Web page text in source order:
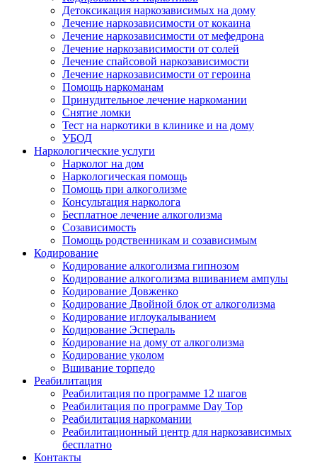
Детоксикация наркозависимых на дому
Лечение наркозависимости от кокаина
Лечение наркозависимости от мефедрона
Лечение наркозависимости от солей
Лечение спайсовой наркозависимости
Лечение наркозависимости от героина
Помощь наркоманам
Принудительное лечение наркомании
Снятие ломки
Тест на наркотики в клинике и на дому
УБОД
Наркологические услуги
Нарколог на дом
Наркологическая помощь
Помощь при алкоголизме
Консультация нарколога
Бесплатное лечение алкоголизма
Созависимость
Помощь родственникам и созависимым
Кодирование
Кодирование алкоголизма гипнозом
Кодирование алкоголизма вшиванием ампулы
Кодирование Довженко
Кодирование Двойной блок от алкоголизма
Кодирование иглоукалыванием
Кодирование Эспераль
Кодирование на дому от алкоголизма
Кодирование уколом
Вшивание торпедо
Реабилитация
Реабилитация по программе 12 шагов
Реабилитация по программе Day Top
Реабилитация наркомании
Реабилитационный центр для наркозависимых
бесплатно
Контакты